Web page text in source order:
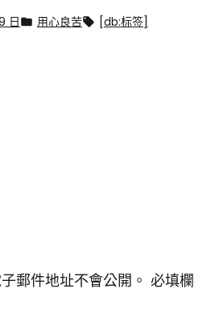
日 用心良苦 [db:标签]
郵件地址不會公開。 必填欄